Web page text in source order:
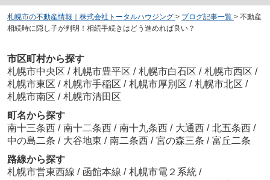
札幌市の不動産情報｜株式会社トータルハウジング > ブログ記事一覧 > 不動産
相続時に隠し子が判明！相続手続きはどう進めれば良い？
市区町村から探す
札幌市中央区 / 札幌市豊平区 / 札幌市白石区 / 札幌市西区 /
札幌市東区 / 札幌市手稲区 / 札幌市厚別区 / 札幌市北区 /
札幌市南区 / 札幌市清田区
町名から探す
南十三条西 / 南十二条西 / 南十九条西 / 大通西 / 北五条西 /
中の島二条 / 大谷地東 / 南二条西 / 宮の森三条 / 富丘二条
路線から探す
札幌市営東西線 / 函館本線 / 札幌市電２系統 /